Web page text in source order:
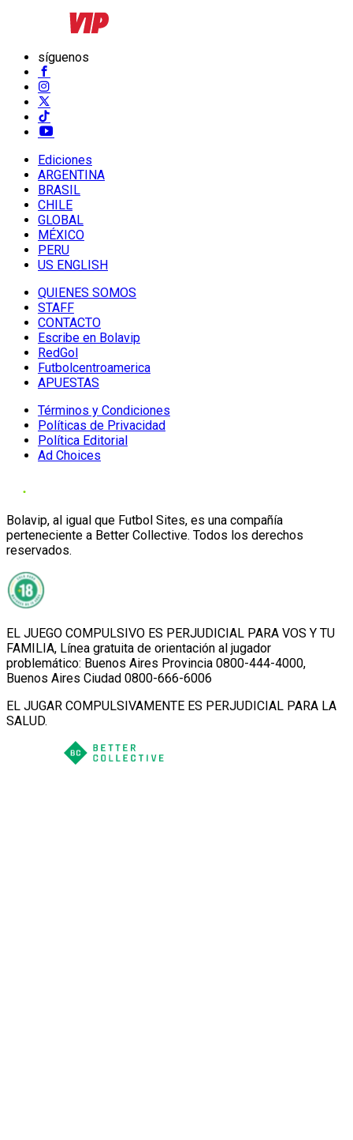
síguenos
Ediciones
ARGENTINA
BRASIL
CHILE
GLOBAL
MÉXICO
PERU
US ENGLISH
QUIENES SOMOS
STAFF
CONTACTO
Escribe en Bolavip
RedGol
Futbolcentroamerica
APUESTAS
Términos y Condiciones
Políticas de Privacidad
Política Editorial
Ad Choices
Bolavip, al igual que Futbol Sites, es una compañía
perteneciente a Better Collective. Todos los derechos
reservados.
EL JUEGO COMPULSIVO ES PERJUDICIAL PARA VOS Y TU
FAMILIA, Línea gratuita de orientación al jugador
problemático: Buenos Aires Provincia 0800-444-4000,
Buenos Aires Ciudad 0800-666-6006
EL JUGAR COMPULSIVAMENTE ES PERJUDICIAL PARA LA
SALUD.